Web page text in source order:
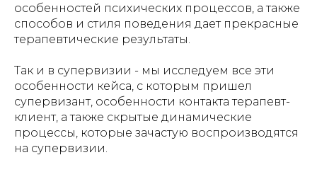
особенностей психических процессов, а также
способов и стиля поведения дает прекрасные
терапевтические результаты.
Так и в супервизии - мы исследуем все эти
особенности кейса, с которым пришел
супервизант, особенности контакта терапевт-
клиент, а также скрытые динамические
процессы, которые зачастую воспроизводятся
на супервизии.